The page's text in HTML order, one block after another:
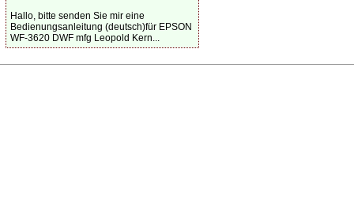
Hallo, bitte senden Sie mir eine
Bedienungsanleitung (deutsch)für EPSON
WF-3620 DWF mfg Leopold Kern...